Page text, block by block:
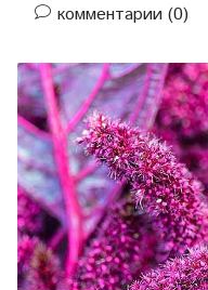
комментарии (0)